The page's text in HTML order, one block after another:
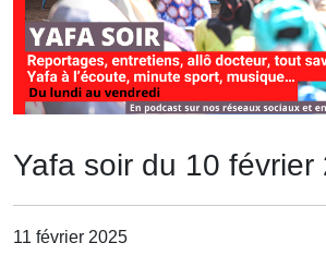
Yafa soir du 10 février
11 février 2025